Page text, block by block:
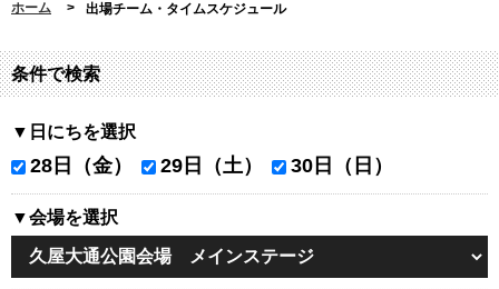
ホーム 出場チーム・タイムスケジュール
条件で検索
▼日にちを選択
28日（金） 29日（土） 30日（日）
▼会場を選択